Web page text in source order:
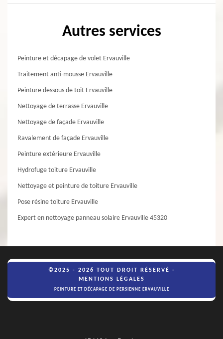
Autres services
Peinture et décapage de volet Ervauville
Traitement anti-mousse Ervauville
Peinture dessous de toit Ervauville
Nettoyage de terrasse Ervauville
Nettoyage de façade Ervauville
Ravalement de façade Ervauville
Peinture extérieure Ervauville
Hydrofuge toiture Ervauville
Nettoyage et peinture de toiture Ervauville
Pose résine toiture Ervauville
Expert en nettoyage panneau solaire Ervauville 45320
©2025 - 2026 TOUT DROIT RÉSERVÉ -
MENTIONS LÉGALES
PEINTURE ET DÉCAPAGE DE PERSIENNE ERVAUVILLE